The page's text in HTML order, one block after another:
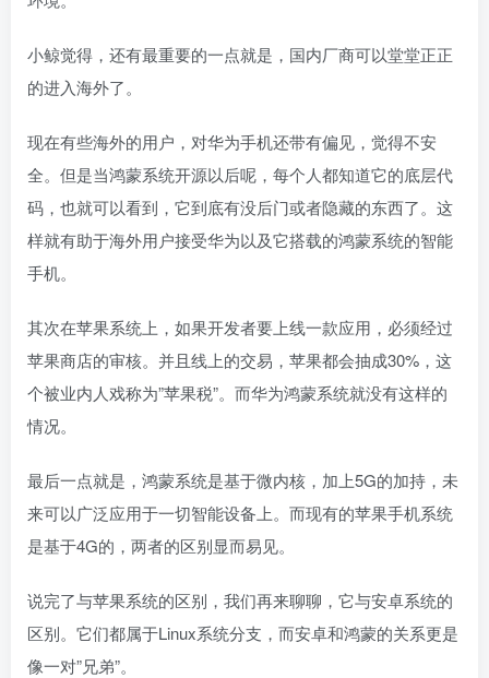
小鲸觉得，还有最重要的一点就是，国内厂商可以堂堂正正
的进入海外了。
现在有些海外的用户，对华为手机还带有偏见，觉得不安
全。但是当鸿蒙系统开源以后呢，每个人都知道它的底层代
码，也就可以看到，它到底有没后门或者隐藏的东西了。这
样就有助于海外用户接受华为以及它搭载的鸿蒙系统的智能
手机。
其次在苹果系统上，如果开发者要上线一款应用，必须经过
苹果商店的审核。并且线上的交易，苹果都会抽成30%，这
个被业内人戏称为”苹果税”。而华为鸿蒙系统就没有这样的
情况。
最后一点就是，鸿蒙系统是基于微内核，加上5G的加持，未
来可以广泛应用于一切智能设备上。而现有的苹果手机系统
是基于4G的，两者的区别显而易见。
说完了与苹果系统的区别，我们再来聊聊，它与安卓系统的
区别。它们都属于Linux系统分支，而安卓和鸿蒙的关系更是
像一对”兄弟”。